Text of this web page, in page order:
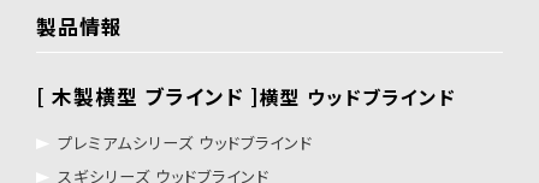
製品情報
[ 木製横型 ブラインド ]横型 ウッドブラインド
プレミアムシリーズ ウッドブラインド
スギシリーズ ウッドブラインド